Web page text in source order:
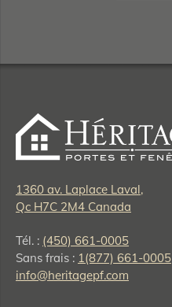
1360 av. Laplace Laval,
Qc H7C 2M4 Canada
Tél. : (450) 661-0005
Sans frais : 1(877) 661-0005
info@heritagepf.com